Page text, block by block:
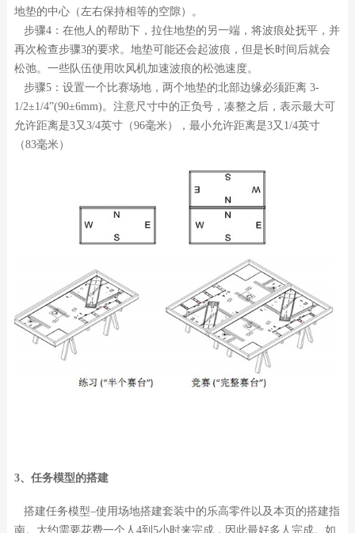
地垫的中心（左右保持相等的空隙）。
步骤4：在他人的帮助下，拉住地垫的另一端，将波痕处抚平，并
再次检查步骤3的要求。地垫可能还会起波痕，但是长时间后就会
松弛。一些队伍使用吹风机加速波痕的松弛速度。
步骤5：设置一个比赛场地，两个地垫的北部边缘必须距离 3-
1/2±1/4”(90±6mm)。注意尺寸中的正负号，凑整之后，表示最大可
允许距离是3又3/4英寸（96毫米），最小允许距离是3又1/4英寸
（83毫米）
3、任务模型的搭建
搭建任务模型–使用场地搭建套装中的乐高零件以及本页的搭建指
南。大约需要花费一个人4到5小时来完成，因此最好多人完成。如